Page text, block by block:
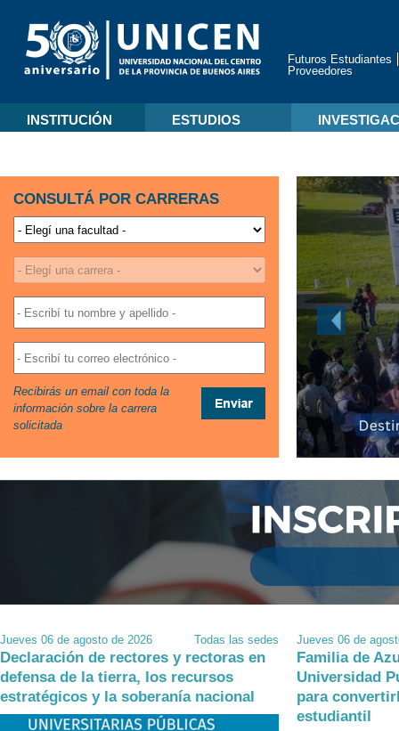
Futuros Estudiantes
Proveedores
INSTITUCIÓN ESTUDIOS
CONSULTÁ POR CARRERAS
Recibirás un email con toda la
información sobre la carrera
solicitada
Jueves 06 de agosto de 2026 Todas las sedes
Declaración de rectores y rectoras en
defensa de la tierra, los recursos
estratégicos y la soberanía nacional
Jueves 06 de
Familia de
Universidad
para
estudiantil